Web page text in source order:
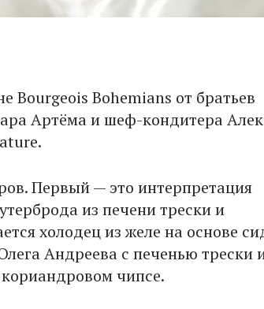
Bourgeois Bohemians от братьев
Артёма и шеф-кондитера
Первый — это интерпретация
из печени трески и
холодец из желе на основе
Андреева с печенью трески
чипсе.